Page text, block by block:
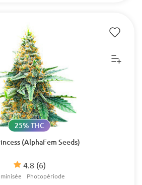
(AlphaFem Seeds)
4.8 (6)
25% THC
Photopériode